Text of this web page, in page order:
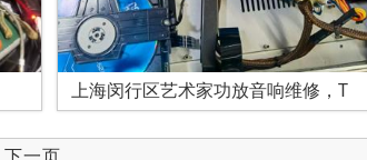
上海闵行区艺术家功放音响维修，T